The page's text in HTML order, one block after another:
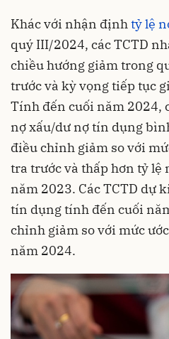
Khác với nhận địnhtỷ lệ
quý III/2024, các TCTD
chiều hướng giảm trong
trước và kỳ vọng tiếp tục
Tính đến cuối năm 2024,
nợ xấu/dư nợ tín dụng
điều chỉnh giảm so với
tra trước và thấp hơn tỷ lệ
năm 2023. Các TCTD dự
tín dụng tính đến cuối
chỉnh giảm so với mức
năm 2024.